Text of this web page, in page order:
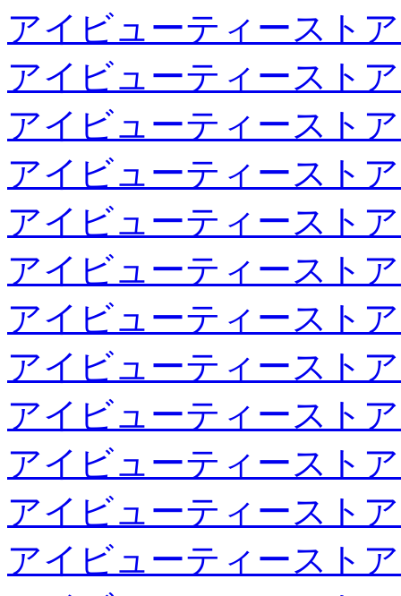
アイビューティースト
アイビューティースト
アイビューティースト
アイビューティースト
アイビューティースト
アイビューティースト
アイビューティースト
アイビューティースト
アイビューティースト
アイビューティースト
アイビューティースト
アイビューティースト